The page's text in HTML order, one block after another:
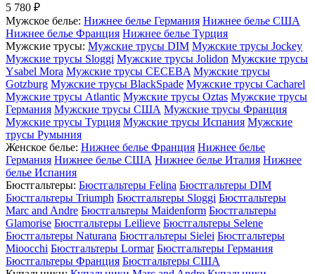
5 780 ₽
Мужское белье: Нижнее белье Германия Нижнее белье США
Нижнее белье Франция Нижнее белье Турция
Мужские трусы: Мужские трусы DIM Мужские трусы Jockey
Мужские трусы Sloggi Мужские трусы Jolidon Мужские трусы
Ysabel Mora Мужские трусы CECEBA Мужские трусы
Gotzburg Мужские трусы BlackSpade Мужские трусы Cacharel
Мужские трусы Atlantic Мужские трусы Oztas Мужские трусы
Германия Мужские трусы США Мужские трусы Франция
Мужские трусы Турция Мужские трусы Испания Мужские
трусы Румыния
Женское белье: Нижнее белье Франция Нижнее белье
Германия Нижнее белье США Нижнее белье Италия Нижнее
белье Испания
Бюстгальтеры: Бюстгальтеры Felina Бюстгальтеры DIM
Бюстгальтеры Triumph Бюстгальтеры Sloggi Бюстгальтеры
Marc and Andre Бюстгальтеры Maidenform Бюстгальтеры
Glamorise Бюстгальтеры Leilieve Бюстгальтеры Selene
Бюстгальтеры Naturana Бюстгальтеры Sielei Бюстгальтеры
Mioocchi Бюстгальтеры Lormar Бюстгальтеры Германия
Бюстгальтеры Франция Бюстгальтеры США